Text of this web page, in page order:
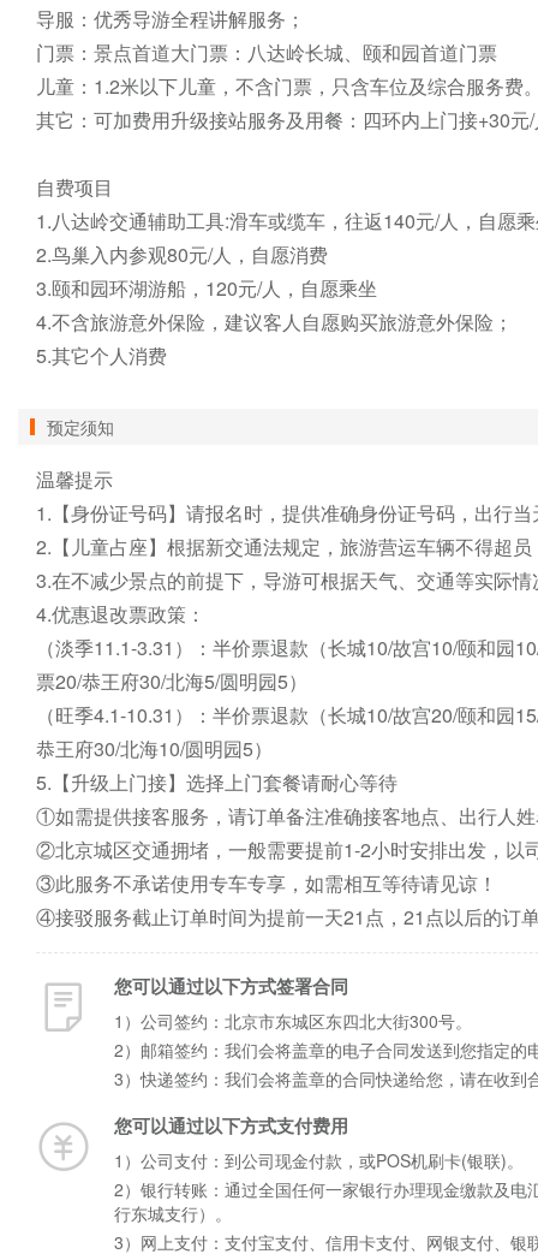
导服：优秀导游全程讲解服务；
门票：景点首道大门票：八达岭长城、颐和园首道门票
儿童：1.2米以下儿童，不含门票，只含车位及综合服务费
其它：可加费用升级接站服务及用餐：四环内上门接+30元
自费项目
1.八达岭交通辅助工具:滑车或缆车，往返140元/人，自愿
2.鸟巢入内参观80元/人，自愿消费
3.颐和园环湖游船，120元/人，自愿乘坐
4.不含旅游意外保险，建议客人自愿购买旅游意外保险；
5.其它个人消费
预定须知
温馨提示
1.【身份证号码】请报名时，提供准确身份证号码，出行
2.【儿童占座】根据新交通法规定，旅游营运车辆不得超
3.在不减少景点的前提下，导游可根据天气、交通等实际
4.优惠退改票政策：
（淡季11.1-3.31）：半价票退款（长城10/故宫10/颐和
票20/恭王府30/北海5/圆明园5）
（旺季4.1-10.31）：半价票退款（长城10/故宫20/颐和
恭王府30/北海10/圆明园5）
5.【升级上门接】选择上门套餐请耐心等待
①如需提供接客服务，请订单备注准确接客地点、出行人
②北京城区交通拥堵，一般需要提前1-2小时安排出发，以
③此服务不承诺使用专车专享，如需相互等待请见谅！
④接驳服务截止订单时间为提前一天21点，21点以后的订
您可以通过以下方式签署合同
1）公司签约：北京市东城区东四北大街300号。
2）邮箱签约：我们会将盖章的电子合同发送到您指定
3）快递签约：我们会将盖章的合同快递给您，请在收
您可以通过以下方式支付费用
1）公司支付：到公司现金付款，或POS机刷卡(银联)。
2）银行转账：通过全国任何一家银行办理现金缴款及
行东城支行）。
3）网上支付：支付宝支付、信用卡支付、网银支付、银